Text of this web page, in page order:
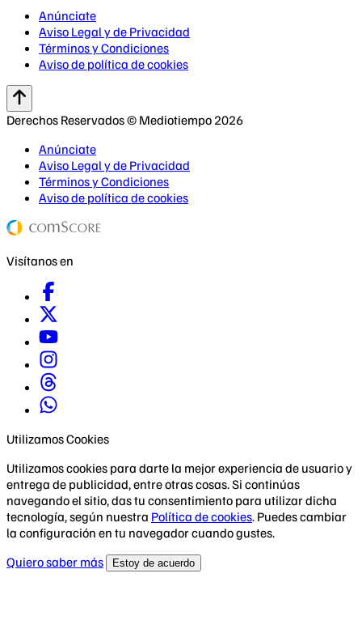
Anúnciate
Aviso Legal y de Privacidad
Términos y Condiciones
Aviso de política de cookies
Derechos Reservados © Mediotiempo 2026
Anúnciate
Aviso Legal y de Privacidad
Términos y Condiciones
Aviso de política de cookies
Visítanos en
Utilizamos Cookies
Utilizamos cookies para darte la mejor experiencia de usuario y
entrega de publicidad, entre otras cosas. Si continúas
navegando el sitio, das tu consentimiento para utilizar dicha
tecnología, según nuestra Política de cookies. Puedes cambiar
la configuración en tu navegador cuando gustes.
Quiero saber más
Estoy de acuerdo